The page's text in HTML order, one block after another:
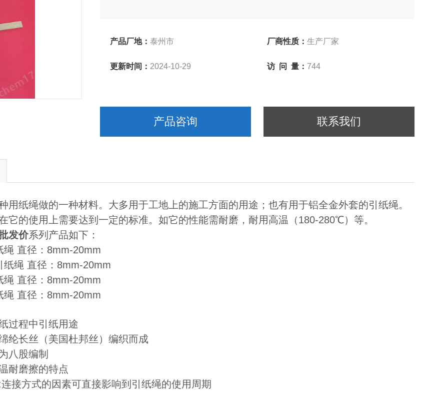
产品厂地： 泰州市 厂商性质：生产厂家
更新时间： 2024-10-29 访 问 量： 744
产品咨询 联系我们
用纸绳做的一种材料。大多用于工地上的施工方面的用途；也有用于铝全金外套的引纸绳。
它的使用上需要达到一定的标准。如它的性能需耐磨，耐用高温（180-280℃）等。
发价系列产品如下：
绳 直径：8mm-20mm
纸绳 直径：8mm-20mm
绳 直径：8mm-20mm
绳 直径：8mm-20mm
过程中引纸用途
纶长丝（美国杜邦丝）编织而成
八股编制
耐磨擦的特点
接方式的因素可直接影响到引纸绳的使用周期